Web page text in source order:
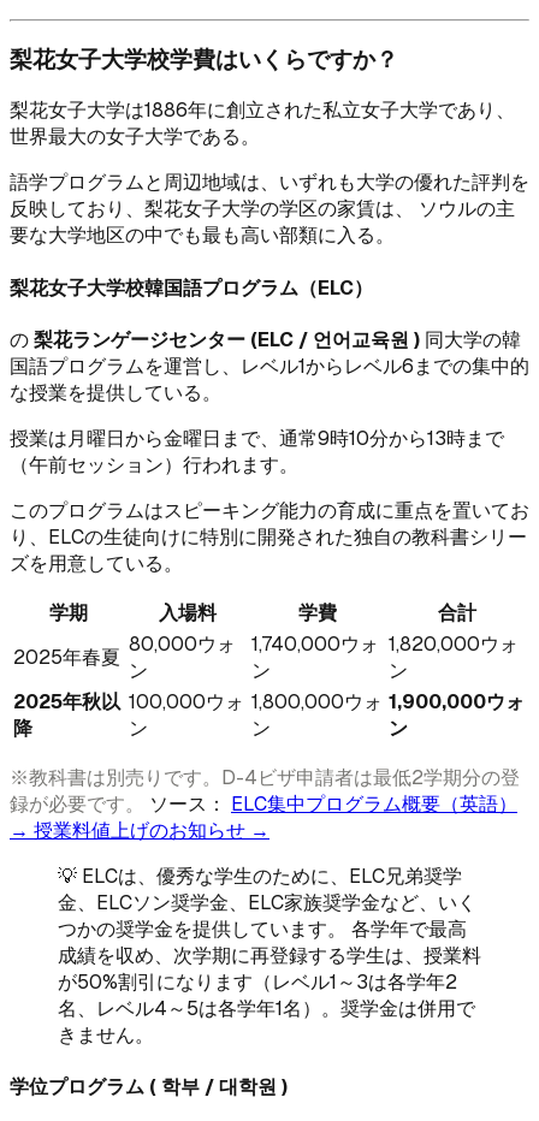
梨花女子大学校学費はいくらですか？
梨花女子大学は1886年に創立された私立女子大学であり、
世界最大の女子大学である。
語学プログラムと周辺地域は、いずれも大学の優れた評判を
反映しており、梨花女子大学の学区の家賃は、 ソウルの主
要な大学地区の中でも最も高い部類に入る。
梨花女子大学校韓国語プログラム（ELC）
の梨花ランゲージセンター (ELC / 언어교육원 ) 同大学の韓
国語プログラムを運営し、レベル1からレベル6までの集中的
な授業を提供している。
授業は月曜日から金曜日まで、通常9時10分から13時まで
（午前セッション）行われます。
このプログラムはスピーキング能力の育成に重点を置いてお
り、ELCの生徒向けに特別に開発された独自の教科書シリー
ズを用意している。
学期
入場料 学費
合計
2025年春夏
80,000ウォ
ン
1,740,000ウォ
ン
1,820,000ウォ
ン
2025年秋以
降
100,000ウォ
ン
1,800,000ウォ
ン
1,900,000ウォ
ン
※教科書は別売りです。D-4ビザ申請者は最低2学期分の登
録が必要です。 ソース： ELC集中プログラム概要（英語）
→ 授業料値上げのお知らせ →
💡 ELCは、優秀な学生のために、ELC兄弟奨学
金、ELCソン奨学金、ELC家族奨学金など、いく
つかの奨学金を提供しています。 各学年で最高
成績を収め、次学期に再登録する学生は、授業料
が50%割引になります（レベル1～3は各学年2
名、レベル4～5は各学年1名）。奨学金は併用で
きません。
学位プログラム ( 학부 / 대학원 )